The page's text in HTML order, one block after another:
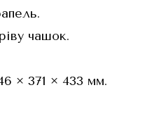
чашок.
× 371 × 433 мм.